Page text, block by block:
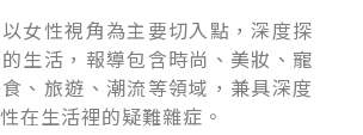
以女性視角為主要切入點，深度探
生活，報導包含時尚、美妝、寵
、旅遊、潮流等領域，兼具深度
在生活裡的疑難雜症。